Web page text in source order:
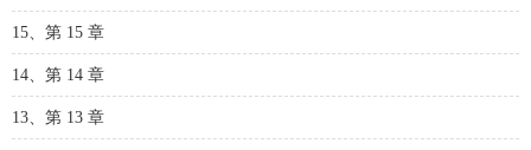
15、第 15 章
14、第 14 章
13、第 13 章